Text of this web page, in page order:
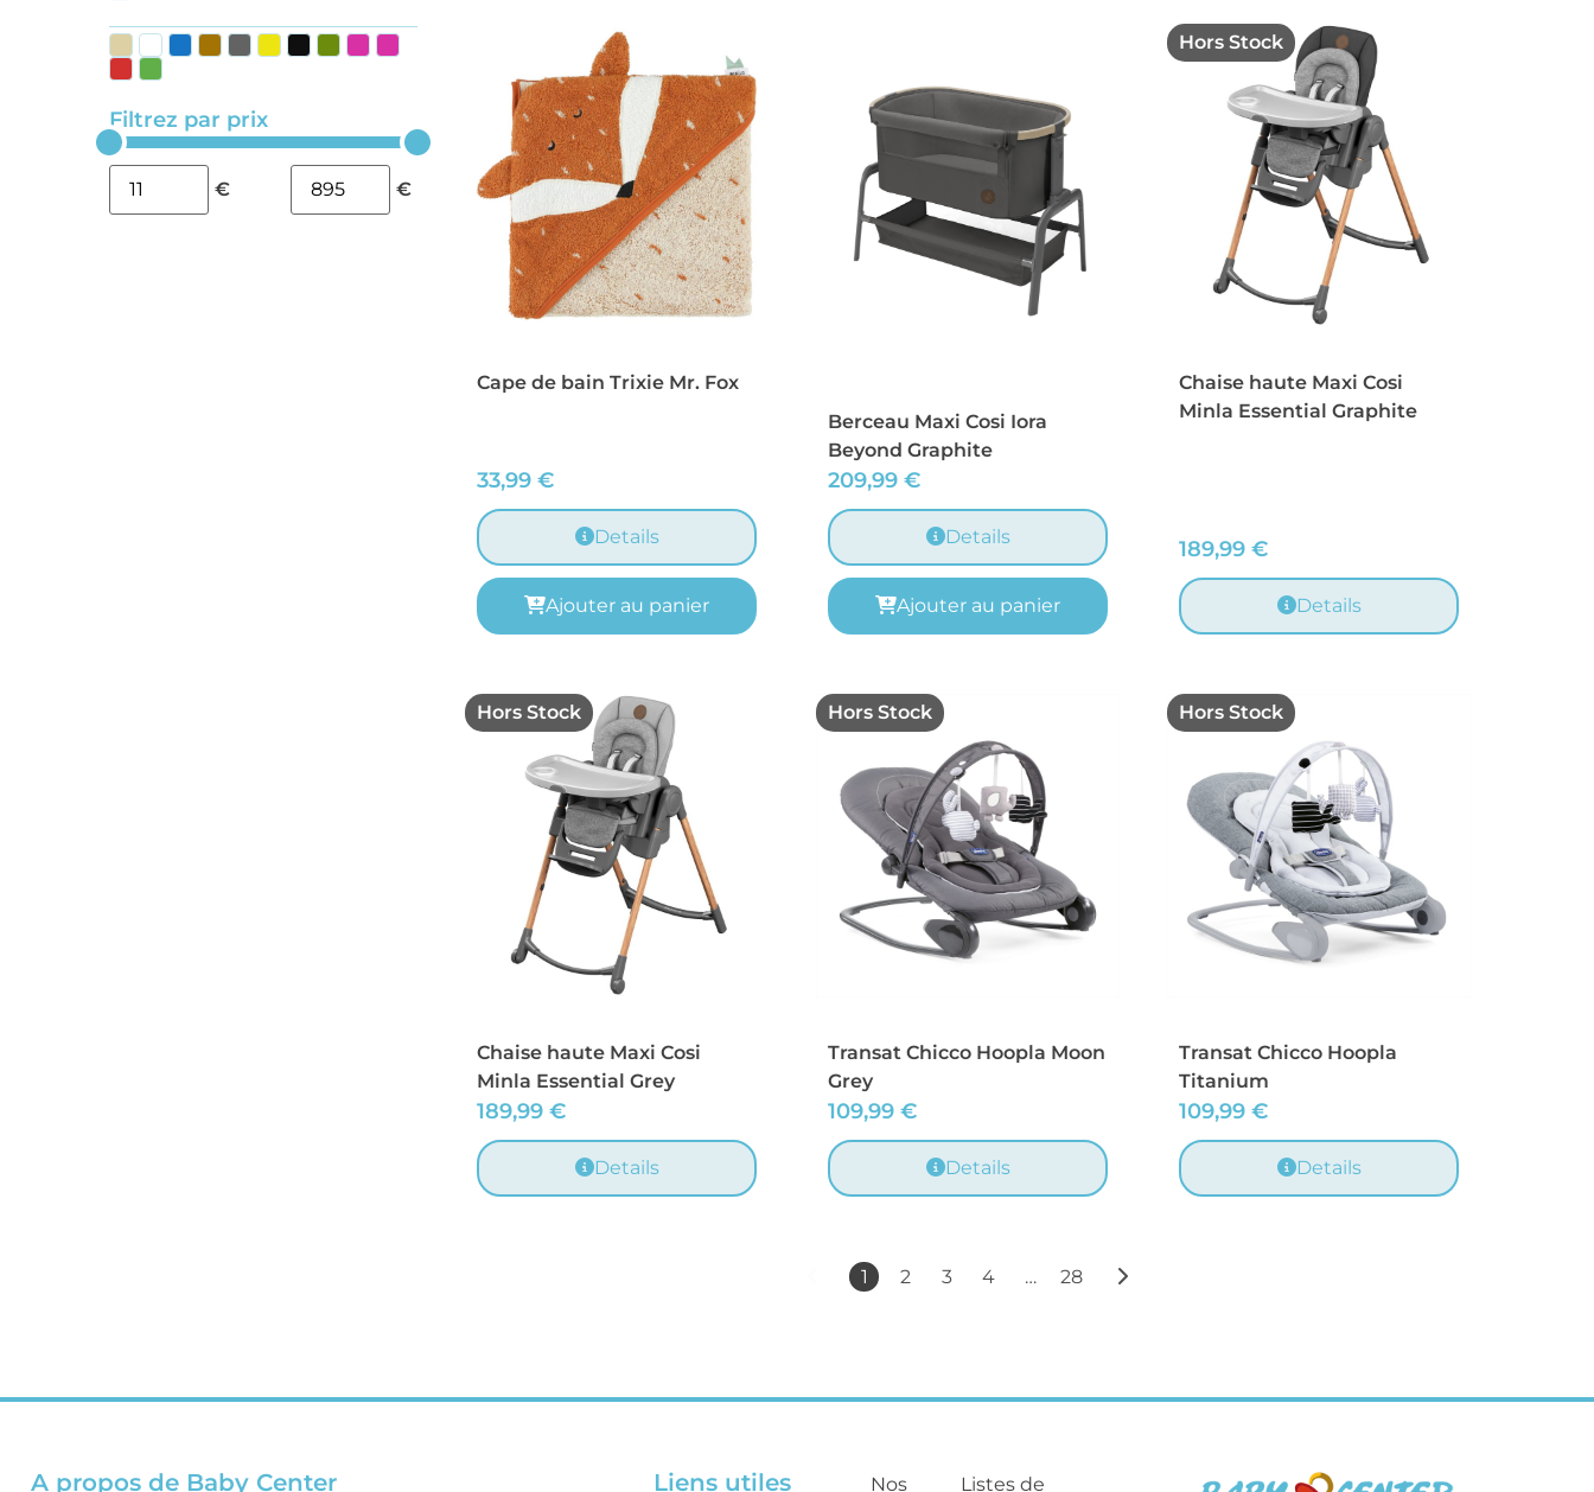
Filtrez par prix
€ €
Cape de bain Trixie Mr. Fox
33,99 €
Details
Ajouter au panier
Berceau Maxi Cosi Iora
Beyond Graphite
209,99 €
Details
Ajouter au panier
Hors Stock
Chaise haute Maxi Cosi
Minla Essential Graphite
189,99 €
Details
Hors Stock
Chaise haute Maxi Cosi
Minla Essential Grey
189,99 €
Details
Hors Stock
Transat Chicco Hoopla Moon
Grey
109,99 €
Details
Hors Stock
Transat Chicco Hoopla
Titanium
109,99 €
Details
1 2 3 4 … 28
A propos de Baby Center Liens utiles Nos Listes de